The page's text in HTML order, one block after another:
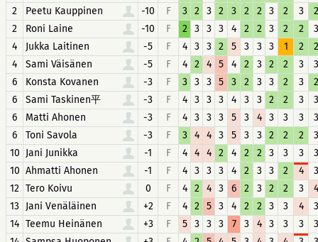
2
Peetu Kauppinen -10 F 3 2 3 2 3 2 2 3 2 3
2
2
Roni Laine -10 F 2 3 3 3 4 2 2 3 2 2
3
4
Jukka Laitinen -5 F 4 3 3 2 5 3 3 3 1 2
2
4
Sami Väisänen -5 F 4 2 4 5 4 2 3 2 2 3
3
6
Konsta Kovanen -3 F 3 3 3 5 3 2 3 3 2 3
2
6
Sami Taskinen平 -3 F 4 3 3 3 4 3 3 2 2 3
3
6
Matti Ahonen -3 F 4 3 3 3 5 3 4 3 3 3
3
6
Toni Savola -3 F 3 4 4 3 5 3 3 2 2 2
3
10 Jani Junikka -1 F 4 4 4 2 4 2 2 3 3 3
3
10 Ahmatti Ahonen -1 F 4 3 3 3 4 2 3 3 2 4
3
12 Tero Koivu 0 F 4 2 4 3 6 2 3 2 2 3
4
13 Jani Venäläinen +2 F 4 2 5 3 4 2 2 3 3 4
3
14 Teemu Heinänen +3 F 5 3 3 3 7 3 4 3 3 3
3